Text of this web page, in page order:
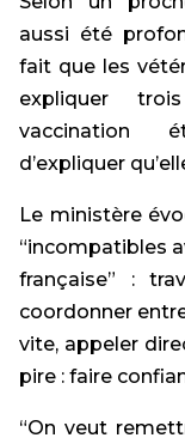
aussi été
fait que les
expliquer
vaccination
d’expliquer
Le ministère
“incompatibles
française” :
coordonner
vite, appeler
pire : faire
“On veut